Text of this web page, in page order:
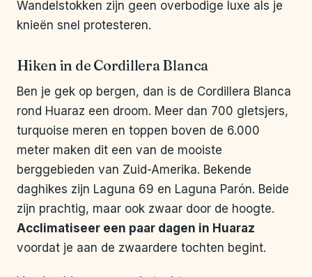
Wandelstokken zijn geen overbodige luxe als je
knieën snel protesteren.
Hiken in de Cordillera Blanca
Ben je gek op bergen, dan is de Cordillera Blanca
rond Huaraz een droom. Meer dan 700 gletsjers,
turquoise meren en toppen boven de 6.000
meter maken dit een van de mooiste
berggebieden van Zuid-Amerika. Bekende
daghikes zijn Laguna 69 en Laguna Parón. Beide
zijn prachtig, maar ook zwaar door de hoogte.
Acclimatiseer een paar dagen in Huaraz
voordat je aan de zwaardere tochten begint.